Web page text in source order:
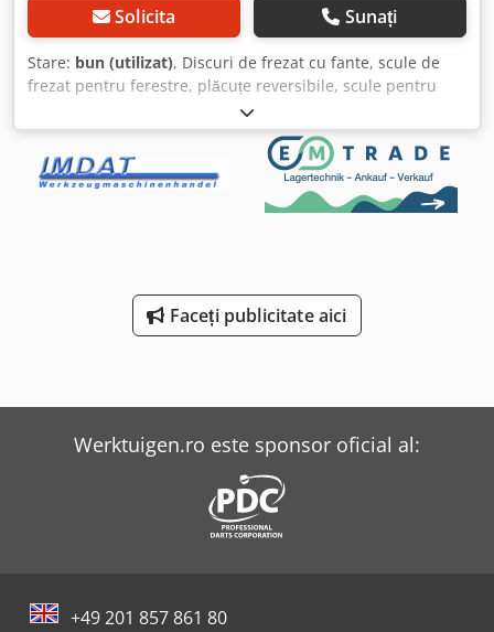
Solicita Sunați
Stare: bun (utilizat), Discuri de frezat cu fante, scule de
frezat pentru ferestre, plăcuțe reversibile, scule pentru
fabricarea ferestrelor Cjdsb A Rg Sjpfx Adqsrf - Discuri de
frezat cu fante, scule de frezat pentru: ferestre din lemn -
EXAKT - Prindere: Ø 50 mm - 1 palet scule - Dimensiuni
diverse - Greutate inclusiv palet: 346 kg
Faceți publicitate aici
Werktuigen.ro este sponsor oficial al:
+49 201 857 861 80